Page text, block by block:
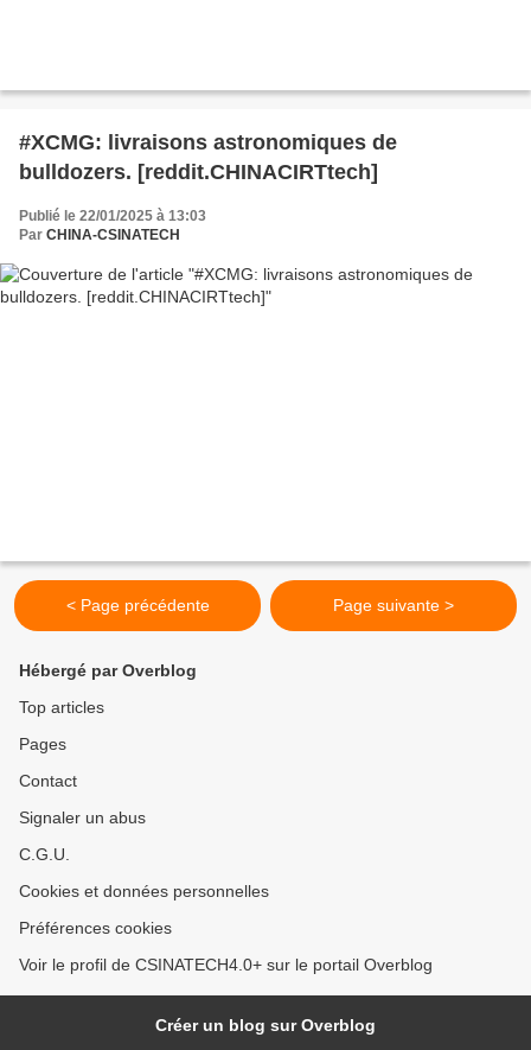
#XCMG: livraisons astronomiques de
bulldozers. [reddit.CHINACIRTtech]
Publié le 22/01/2025 à 13:03
Par CHINA-CSINATECH
< Page précédente Page suivante >
Hébergé par Overblog
Top articles
Pages
Contact
Signaler un abus
C.G.U.
Cookies et données personnelles
Préférences cookies
Voir le profil de CSINATECH4.0+ sur le portail Overblog
Créer un blog sur Overblog